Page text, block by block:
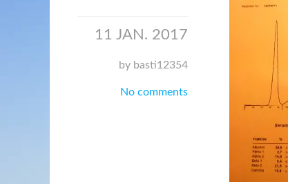
11 JAN. 2017
by basti12354
No comments